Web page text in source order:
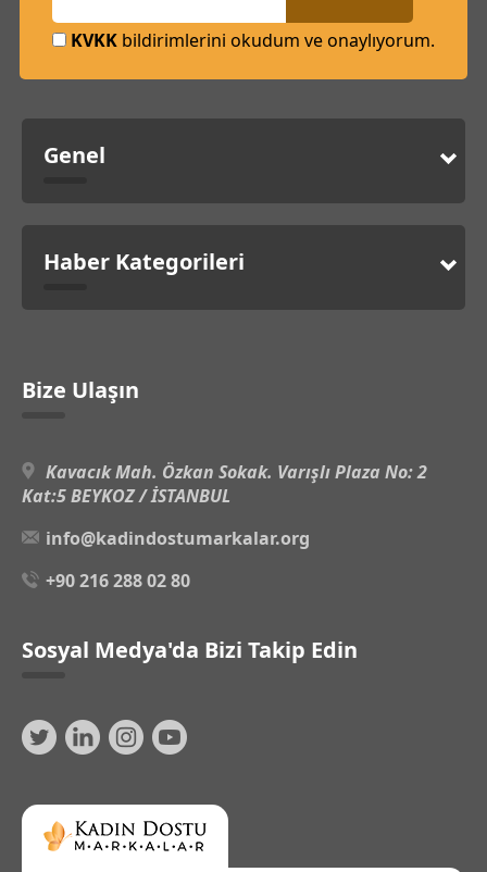
KVKK bildirimlerini okudum ve onaylıyorum.
Genel
Haber Kategorileri
Bize Ulaşın
Kavacık Mah. Özkan Sokak. Varışlı Plaza No: 2
Kat:5 BEYKOZ / İSTANBUL
info@kadindostumarkalar.org
+90 216 288 02 80
Sosyal Medya'da Bizi Takip Edin